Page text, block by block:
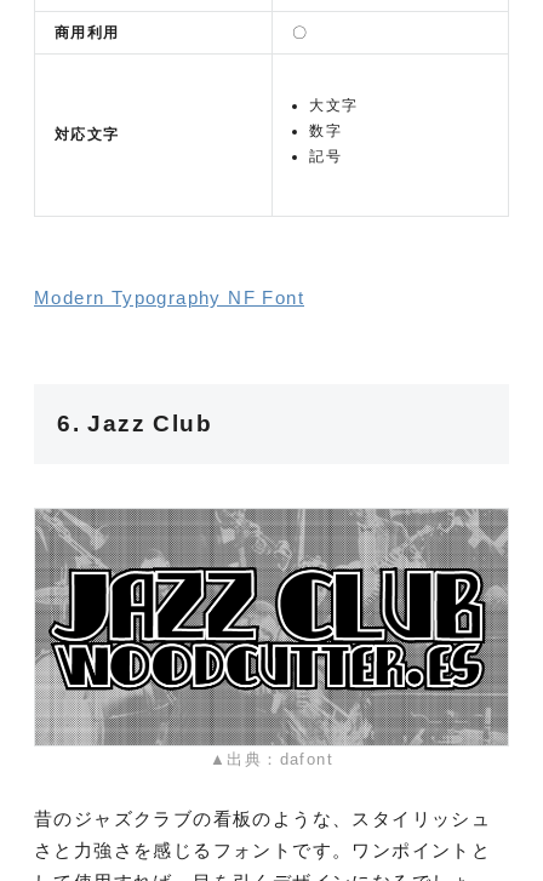
商用利用 〇
対応文字
大文字
数字
記号
Modern Typography NF Font
6. Jazz Club
▲出典：dafont
昔のジャズクラブの看板のような、スタイリッシュ
さと力強さを感じるフォントです。ワンポイントと